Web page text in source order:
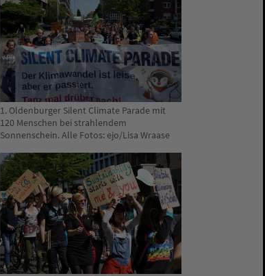
1. Oldenburger Silent Climate Parade mit
120 Menschen bei strahlendem
Sonnenschein. Alle Fotos: ejo/Lisa Wraase